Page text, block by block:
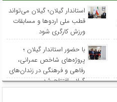
استاندار گیلان؛ گیلان می‌تواند
قطب ملی اردوها و مسابقات
ورزش کارگری شود
با حضور استاندار گیلان ؛
پروژه‌های شاخص عمرانی،
رفاهی و فرهنگی در زندان‌های
گیلان افتتاح شد